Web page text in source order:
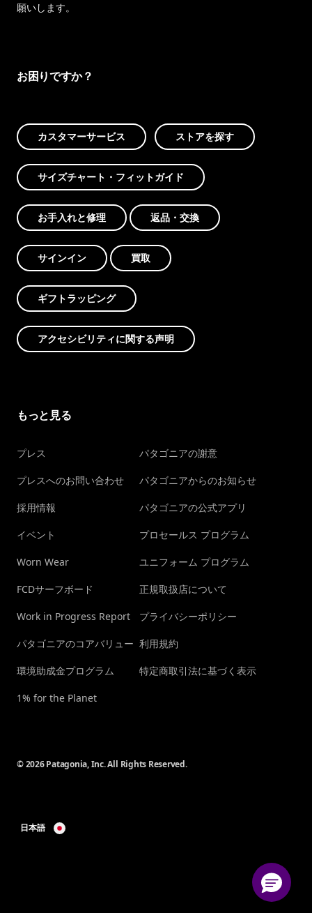
願いします。
お困りですか？
カスタマーサービス ストアを探す
サイズチャート・フィットガイド
お手入れと修理 返品・交換
サインイン 買取
ギフトラッピング
アクセシビリティに関する声明
もっと見る
プレス
プレスへのお問い合わせ
採用情報
イベント
Worn Wear
FCDサーフボード
Work in Progress Report
パタゴニアのコアバリュー
環境助成金プログラム
1% for the Planet
パタゴニアの謝意
パタゴニアからのお知らせ
パタゴニアの公式アプリ
プロセールス プログラム
ユニフォーム プログラム
正規取扱店について
プライバシーポリシー
利用規約
特定商取引法に基づく表示
© 2026 Patagonia, Inc. All Rights Reserved.
日本語